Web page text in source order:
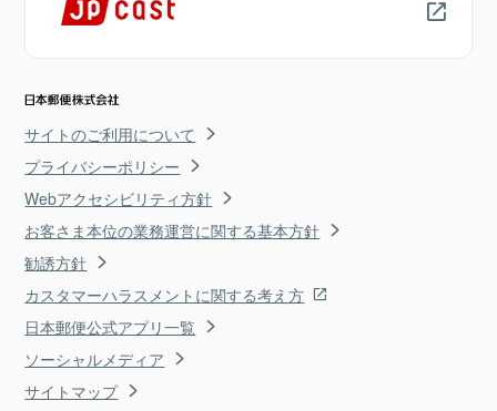
サイトのご利用について
プライバシーポリシー
Webアクセシビリティ方針
お客さま本位の業務運営に関する基本方針
勧誘方針
カスタマーハラスメントに関する考え方
日本郵便公式アプリ一覧
ソーシャルメディア
サイトマップ